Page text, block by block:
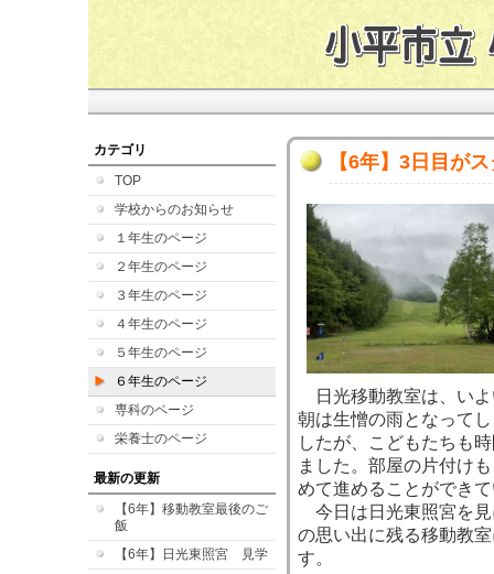
カテゴリ
TOP
学校からのお知らせ
１年生のページ
２年生のページ
３年生のページ
４年生のページ
５年生のページ
６年生のページ
専科のページ
栄養士のページ
最新の更新
【6年】移動教室最後のご
飯
【6年】日光東照宮 見学
【6年】3日目が
日光移動教室は、いよ
朝は生憎の雨となって
したが、こどもたちも
ました。部屋の片付け
めて進めることができ
今日は日光東照宮を見
の思い出に残る移動教
す。